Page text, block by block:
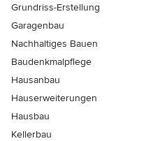
Grundriss-Erstellung
Garagenbau
Nachhaltiges Bauen
Baudenkmalpflege
Hausanbau
Hauserweiterungen
Hausbau
Kellerbau